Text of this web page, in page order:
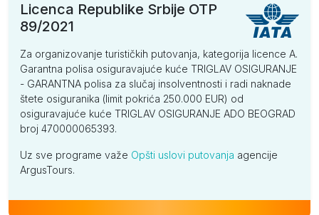
Licenca Republike Srbije OTP
89/2021
Za organizovanje turističkih putovanja, kategorija licence A.
Garantna polisa osiguravajuće kuće TRIGLAV OSIGURANJE
- GARANTNA polisa za slučaj insolventnosti i radi naknade
štete osiguranika (limit pokrića 250.000 EUR) od
osiguravajuće kuće TRIGLAV OSIGURANJE ADO BEOGRAD
broj 470000065393.
Uz sve programe važe Opšti uslovi putovanja agencije
ArgusTours.